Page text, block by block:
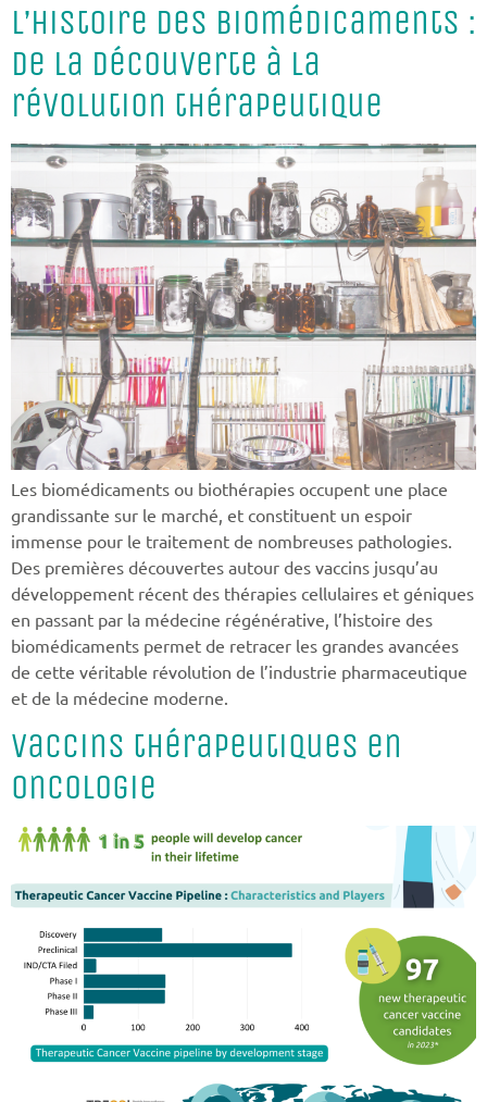
L’histoire des biomédicaments :
de la découverte à la
révolution thérapeutique
Les biomédicaments ou biothérapies occupent une place
grandissante sur le marché, et constituent un espoir
immense pour le traitement de nombreuses pathologies.
Des premières découvertes autour des vaccins jusqu’au
développement récent des thérapies cellulaires et géniques
en passant par la médecine régénérative, l’histoire des
biomédicaments permet de retracer les grandes avancées
de cette véritable révolution de l’industrie pharmaceutique
et de la médecine moderne.
Vaccins thérapeutiques en
oncologie